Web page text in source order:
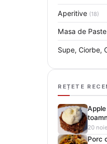
Aperitive (18)
Masa de Paste
Supe, Ciorbe,
REȚETE
20
Porc